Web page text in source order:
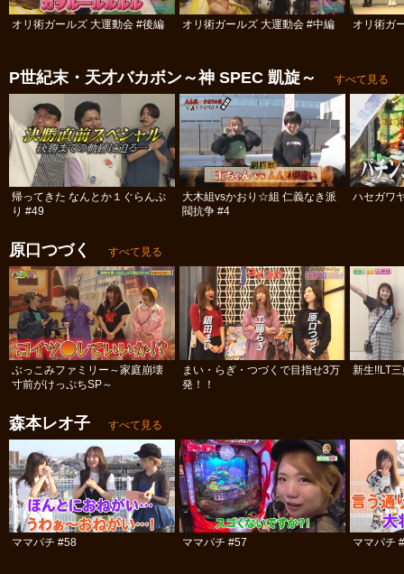
オリ術ガールズ 大運動会 #後編 オリ術ガールズ 大運動会 #中編 オリ術ガ
P世紀末・天才バカボン～神 SPEC 凱旋～ すべて見る
帰ってきた なんとか１ぐらんぷ
り #49
大木組vsかおり☆組 仁義なき派
閥抗争 #4
ハセガワ
原口つづく すべて見る
ぶっこみファミリー～家庭崩壊
寸前がけっぷちSP～
まい・らぎ・つづくで目指せ3万
発！！
新生!!LT
森本レオ子 すべて見る
ママパチ #58 ママパチ #57 ママパチ